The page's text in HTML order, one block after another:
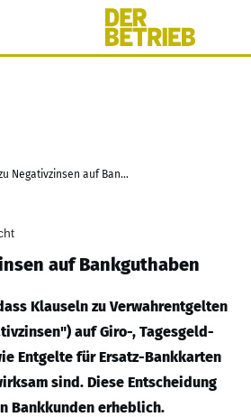
BGH zu Negativzinsen auf Bankguthaben
auf Bankguthaben
Klauseln zu Verwahrentgelten
auf Giro-, Tagesgeld-
Entgelte für Ersatz-Bankkarten
sind. Diese Entscheidung
Bankkunden erheblich.